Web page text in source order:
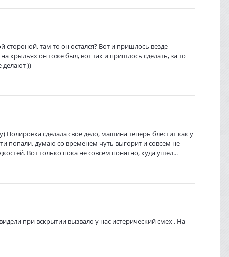
стороной, там то он остался? Вот и пришлось везде
крыльях он тоже был, вот так и пришлось сделать, за то
делают ))
Полировка сделала своё дело, машина теперь блестит как у
попали, думаю со временем чуть выгорит и совсем не
Вот только пока не совсем понятно, куда ушёл...
при вскрытии вызвало у нас истерический смех . На